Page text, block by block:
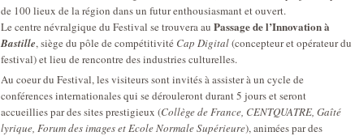
de 100 lieux de la région dans un futur enthousiasmant et ouvert.
Le centre névralgique du Festival se trouvera au Passage de l’Innovation à
Bastille, siège du pôle de compétitivité Cap Digital(concepteur et opérateur du
festival) et lieu de rencontre des industries culturelles.
Au coeur du Festival, les visiteurs sont invités à assister à un cycle de
conférences internationales qui se dérouleront durant 5 jours et seront
accueillies par des sites prestigieux (Collège de France, CENTQUATRE, Gaîté
lyrique, Forum des images et Ecole Normale Supérieure), animées par des